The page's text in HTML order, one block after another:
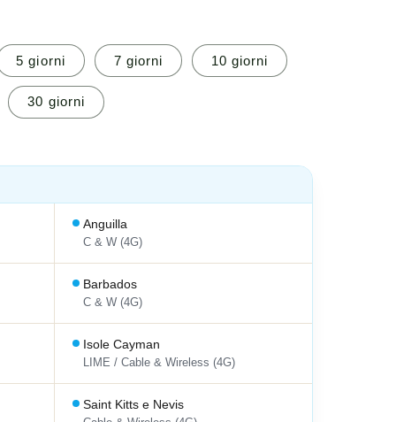
5 giorni 7 giorni 10 giorni
30 giorni
Anguilla
C & W (4G)
Barbados
C & W (4G)
Isole Cayman
LIME / Cable & Wireless (4G)
Saint Kitts e Nevis